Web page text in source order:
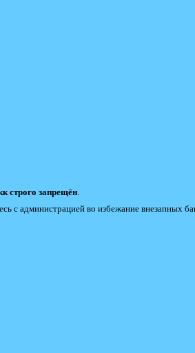
строго запрещён
с администрацией во избежание внезапных